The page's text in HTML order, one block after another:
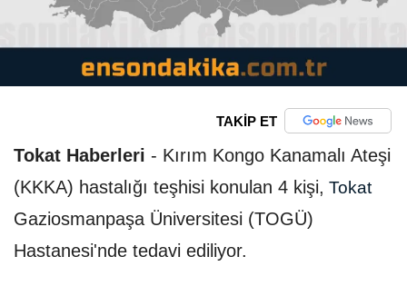
TAKİP ET
Tokat Haberleri - Kırım Kongo Kanamalı Ateşi
(KKKA) hastalığı teşhisi konulan 4 kişi, Tokat
Gaziosmanpaşa Üniversitesi (TOGÜ)
Hastanesi'nde tedavi ediliyor.